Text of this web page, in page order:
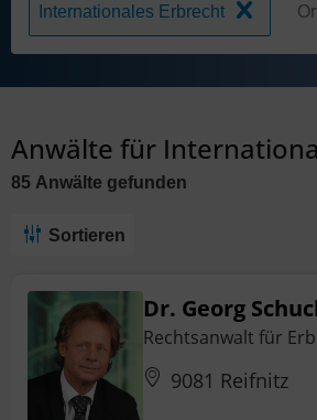
Internationales Erbrecht
Anwälte für
85 Anwälte gefunden
Sortieren
Dr. Georg
Rechtsanwalt für
9081 Reifnitz